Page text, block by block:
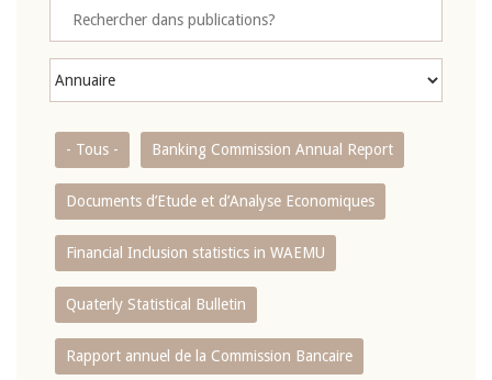
- Tous - Banking Commission Annual Report
Documents d’Etude et d’Analyse Economiques
Financial Inclusion statistics in WAEMU
Quaterly Statistical Bulletin
Rapport annuel de la Commission Bancaire